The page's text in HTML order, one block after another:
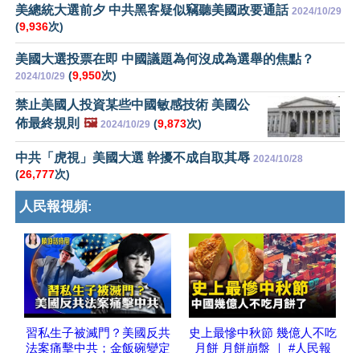
美總統大選前夕 中共黑客疑似竊聽美國政要通話 2024/10/29
(9,936次)
美國大選投票在即 中國議題為何沒成為選舉的焦點？
2024/10/29 (9,950次)
禁止美國人投資某些中國敏感技術 美國公
佈最終規則 🖼️ 2024/10/29 (9,873次)
中共「虎視」美國大選 幹擾不成自取其辱 2024/10/28
(26,777次)
人民報視頻:
習私生子被滅門？美國反共
法案痛擊中共；金飯碗變定
史上最慘中秋節 幾億人不吃
月餅 月餅崩盤 ｜ #人民報